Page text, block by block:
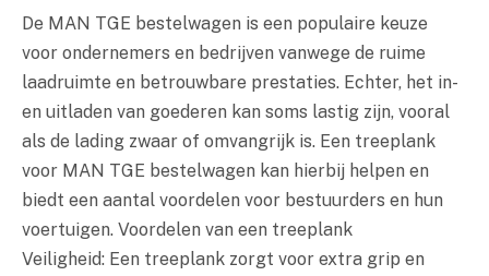
De MAN TGE bestelwagen is een populaire keuze
voor ondernemers en bedrijven vanwege de ruime
laadruimte en betrouwbare prestaties. Echter, het in-
en uitladen van goederen kan soms lastig zijn, vooral
als de lading zwaar of omvangrijk is. Een treeplank
voor MAN TGE bestelwagen kan hierbij helpen en
biedt een aantal voordelen voor bestuurders en hun
voertuigen. Voordelen van een treeplank
Veiligheid: Een treeplank zorgt voor extra grip en